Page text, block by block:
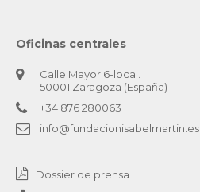
Oficinas centrales
Calle Mayor 6-local.
50001 Zaragoza (España)
+34 876 280063
info@fundacionisabelmartin.es
Dossier de prensa